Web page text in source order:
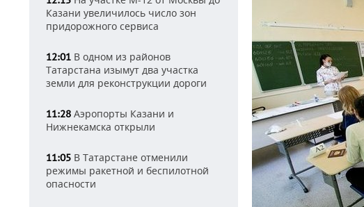
Казани увеличилось число зон
придорожного сервиса
12:01 В одном из районов
Татарстана изымут два участка
земли для реконструкции дороги
11:28 Аэропорты Казани и
Нижнекамска открыли
11:05 В Татарстане отменили
режимы ракетной и беспилотной
опасности